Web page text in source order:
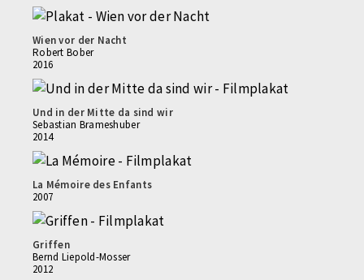
Wien vor der Nacht
Robert Bober
2016
Und in der Mitte da sind wir
Sebastian Brameshuber
2014
La Mémoire des Enfants
2007
Griffen
Bernd Liepold-Mosser
2012